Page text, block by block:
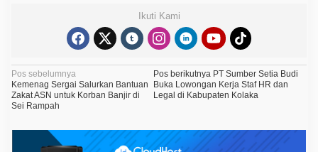
Ikuti Kami
N
a
v
i
Pos sebelumnya
Kemenag Sergai Salurkan Bantuan
Zakat ASN untuk Korban Banjir di
Sei Rampah
Pos berikutnyaPT Sumber Setia Budi
Buka Lowongan Kerja Staf HR dan
Legal di Kabupaten Kolaka